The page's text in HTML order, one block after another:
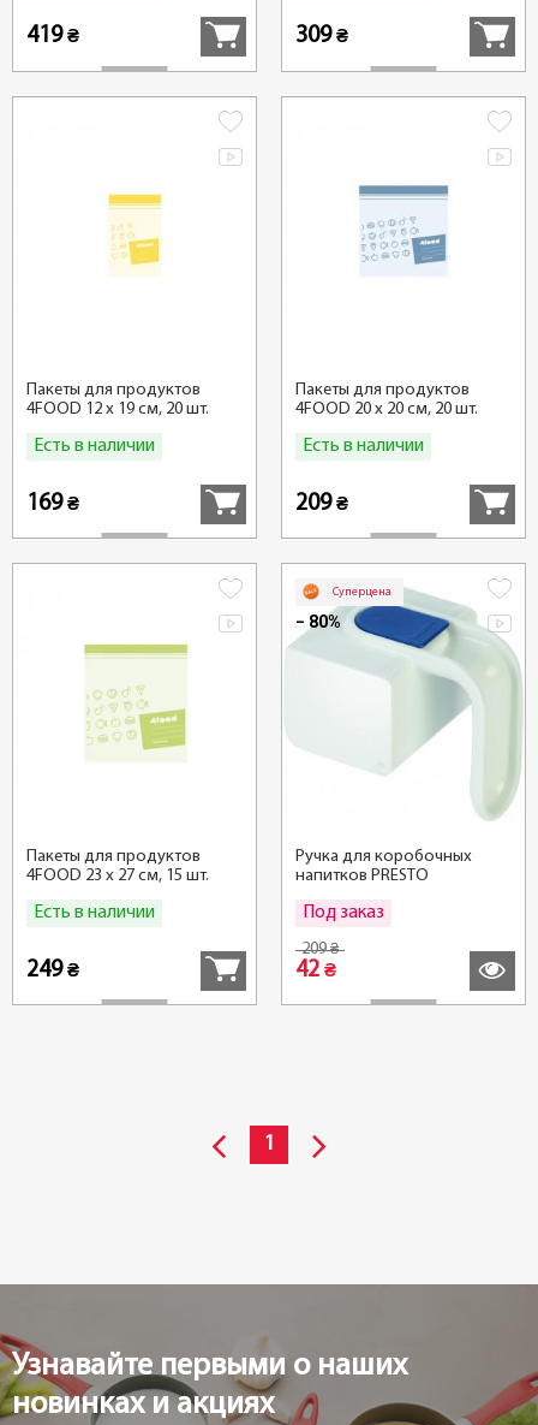
419₴ 309₴
Пакеты для продуктов
4FOOD 12 x 19 см, 20 шт.
Есть в наличии
169₴
Пакеты для продуктов
4FOOD 20 x 20 см, 20 шт.
Есть в наличии
209₴
Пакеты для продуктов
4FOOD 23 x 27 см, 15 шт.
Есть в наличии
249₴
Суперцена
− 80%
Ручка для коробочных
напитков PRESTO
Под заказ
209₴
42₴
1
Узнавайте первыми о наших
новинках и акциях